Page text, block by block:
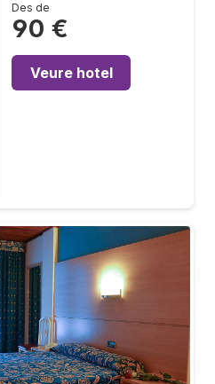
Des de
90 €
Veure hotel